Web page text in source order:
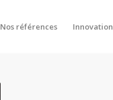
Nos références Innovation